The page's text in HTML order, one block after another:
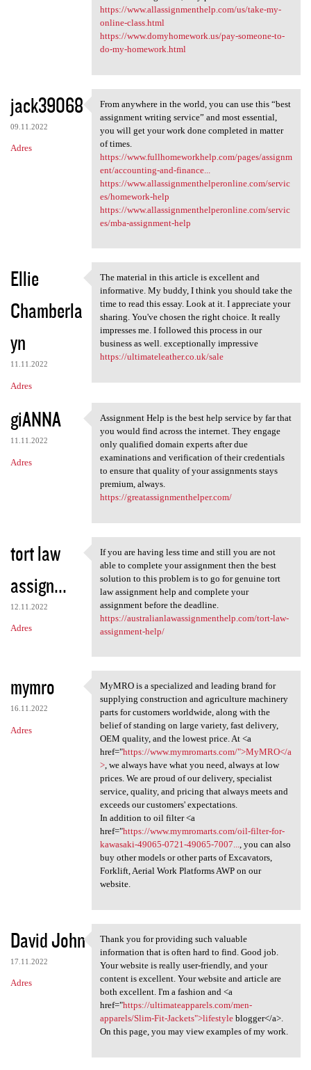
https://www.allassignmenthelp.com/us/take-my-
online-class.html
https://www.domyhomework.us/pay-someone-to-
do-my-homework.html
jack39068
09.11.2022
Adres
From anywhere in the world,
From anywhere in the world, you can use this “best
assignment writing service” and most essential,
you will get your work done completed in matter
of times.
https://www.fullhomeworkhelp.com/pages/assignm
ent/accounting-and-finance...
https://www.allassignmenthelperonline.com/servic
es/homework-help
https://www.allassignmenthelperonline.com/servic
es/mba-assignment-help
Ellie
Chamberla
yn
11.11.2022
Adres
The material in this article
The material in this article is excellent and
informative. My buddy, I think you should take the
time to read this essay. Look at it. I appreciate your
sharing. You've chosen the right choice. It really
impresses me. I followed this process in our
business as well. exceptionally impressive
https://ultimateleather.co.uk/sale
giANNA
11.11.2022
Adres
Assignment Help is the best
Assignment Help is the best help service by far that
you would find across the internet. They engage
only qualified domain experts after due
examinations and verification of their credentials
to ensure that quality of your assignments stays
premium, always.
https://greatassignmenthelper.com/
tort law
assign...
12.11.2022
Adres
If you are having less time
If you are having less time and still you are not
able to complete your assignment then the best
solution to this problem is to go for genuine tort
law assignment help and complete your
assignment before the deadline.
https://australianlawassignmenthelp.com/tort-law-
assignment-help/
mymro
16.11.2022
Adres
MyMRO is a specialized and
MyMRO is a specialized and leading brand for
supplying construction and agriculture machinery
parts for customers worldwide, along with the
belief of standing on large variety, fast delivery,
OEM quality, and the lowest price. At <a
href="https://www.mymromarts.com/">MyMRO</a
>, we always have what you need, always at low
prices. We are proud of our delivery, specialist
service, quality, and pricing that always meets and
exceeds our customers' expectations.
In addition to oil filter <a
href="https://www.mymromarts.com/oil-filter-for-
kawasaki-49065-0721-49065-7007..., you can also
buy other models or other parts of Excavators,
Forklift, Aerial Work Platforms AWP on our
website.
David John
17.11.2022
Adres
Thank you for providing such
Thank you for providing such valuable
information that is often hard to find. Good job.
Your website is really user-friendly, and your
content is excellent. Your website and article are
both excellent. I'm a fashion and <a
href="https://ultimateapparels.com/men-
apparels/Slim-Fit-Jackets">lifestyleblogger</a>.
On this page, you may view examples of my work.